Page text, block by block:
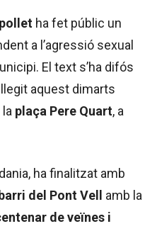
ha fet públic un
a l’agressió sexual
El text s’ha difós
llegit aquest dimarts
plaça Pere Quart, a
ha finalitzat amb
barri del Pont Vell
amb la
de veïnes i